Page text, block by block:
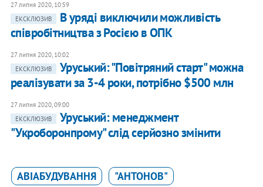
27 липня 2020, 10:59
ЕКСКЛЮЗИВ
В уряді виключили можливість
співробітництва з Росією в ОПК
27 липня 2020, 10:02
ЕКСКЛЮЗИВ
Уруський: "Повітряний старт" можна
реалізувати за 3-4 роки, потрібно $500 млн
27 липня 2020, 09:00
ЕКСКЛЮЗИВ
​Уруський: менеджмент
"Укроборонпрому" слід серйозно змінити
АВІАБУДУВАННЯ "АНТОНОВ"